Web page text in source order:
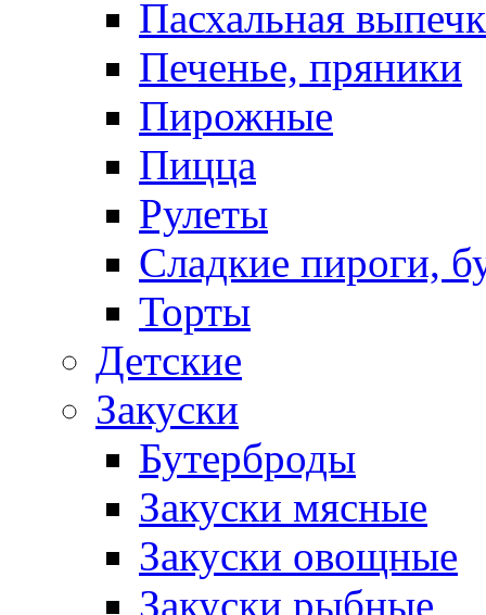
Пасхальная
Печенье, пряники
Пирожные
Пицца
Рулеты
Сладкие пироги,
Торты
Детские
Закуски
Бутерброды
Закуски мясные
Закуски овощные
Закуски рыбные